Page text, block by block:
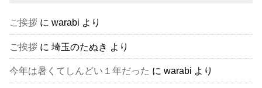
ご挨拶 にwarabi より
ご挨拶 に埼玉のたぬき より
今年は暑くてしんどい１年だった にwarabi より